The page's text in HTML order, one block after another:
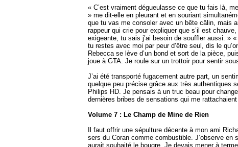
« C’est vraiment dégueulasse ce que tu fais là,
» me dit-elle en pleurant et en souriant
que tu vas me consoler avec un bête câlin, mais
rappeur qui crie pour expliquer que s’il est
exigeante, tu sais j’ai besoin de souffler aussi. »
tu restes avec moi par peur d’être seul, dis le
Rebecca se lève d’un bond et sort de la pièce,
joue à GTA. Je roule sur un trottoir pour sentir
J’ai été transporté fugacement autre part, un
quelque peu précise grâce aux très authentiques
Philips HD. Je pensais à un truc beau pour
dernières bribes de sensations qui me
Volume 7 : Le Champ de Mine de Rien
Il faut offrir une sépulture décente à mon ami
sers du Coran comme combustible. J’observe en
aurait souhaité le bougre. Je devais mener à